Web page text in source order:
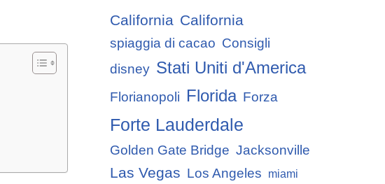
California California
spiaggia di cacao Consigli
disney Stati Uniti d'America
Florianopoli Florida Forza
Forte Lauderdale
Golden Gate Bridge Jacksonville
Las Vegas Los Angeles miami